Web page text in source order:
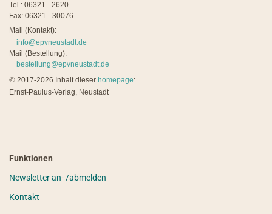
Tel.: 06321 - 2620
Fax: 06321 - 30076
Mail (Kontakt):
info@epvneustadt.de
Mail (Bestellung):
bestellung@epvneustadt.de
© 2017-2026 Inhalt dieser homepage:
Ernst-Paulus-Verlag, Neustadt
Funktionen
Newsletter an- /abmelden
Kontakt